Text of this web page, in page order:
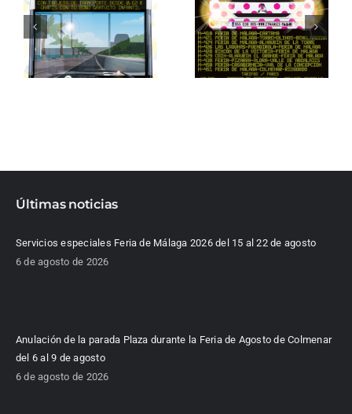
Últimas noticias
Servicios especiales Feria de Málaga 2026 del 15 al 22 de agosto
6 de agosto de 2026
Anulación de la parada Plaza durante la Feria de Agosto de Colmenar
del 6 al 9 de agosto
6 de agosto de 2026